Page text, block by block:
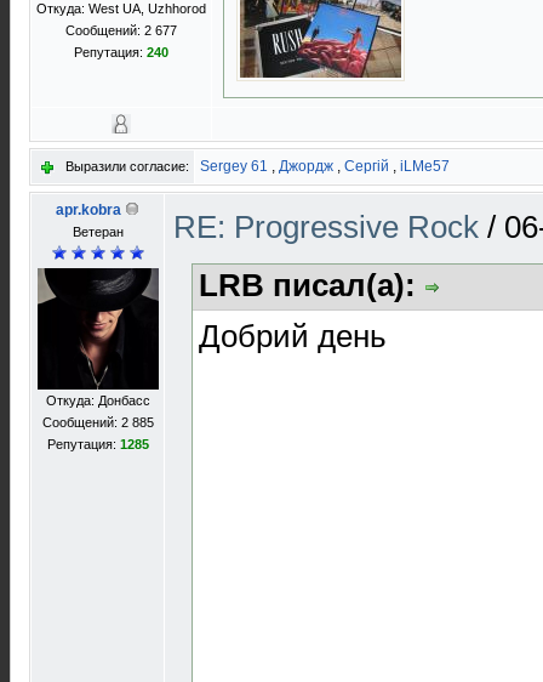
Откуда: West UA, Uzhhorod
Сообщений: 2 677
Репутация: 240
Выразили согласие: Sergey 61 , Джордж , Сергій , iLMe57
apr.kobra
Ветеран
Откуда: Донбасс
Сообщений: 2 885
Репутация: 1285
RE: Progressive Rock /
LRB писал(а):
Добрий день